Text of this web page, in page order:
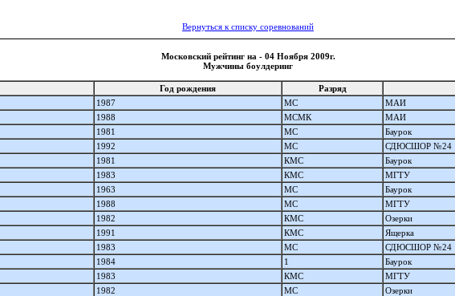
Вернуться к списку соревнований
Московский рейтинг на - 04 Ноября 2009г.
Мужчины боулдеринг
Год рождения Разряд
1987 МС МАИ
1988 МСМК МАИ
1981 МС Баурок
1992 МС СДЮСШОР №24
1981 КМС Баурок
1983 КМС МГТУ
1963 МС Баурок
1988 МС МГТУ
1982 КМС Озерки
1991 КМС Ящерка
1983 МС СДЮСШОР №24
1984 1 Баурок
1983 КМС МГТУ
1982 МС Озерки